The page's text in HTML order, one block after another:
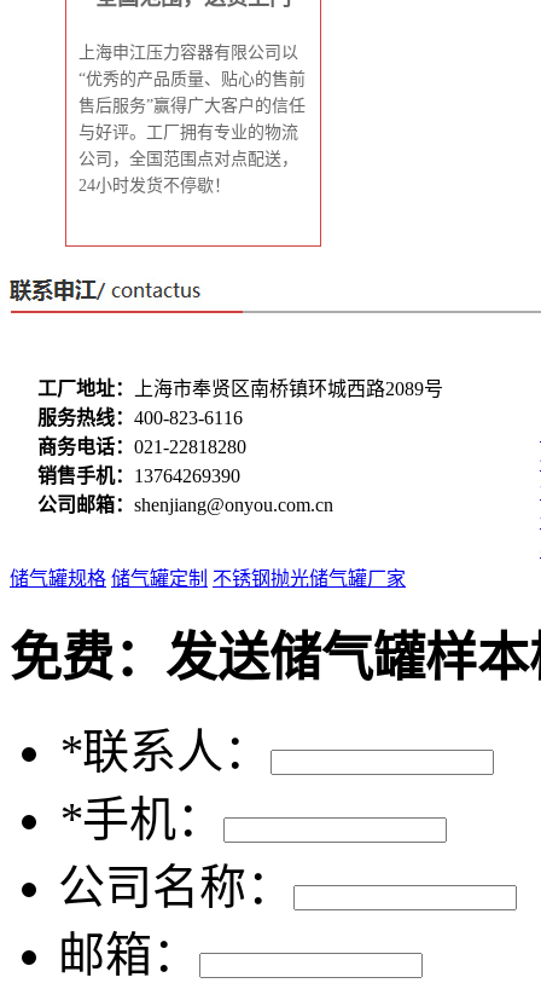
上海申江压力容器有限公司以
“优秀的产品质量、贴心的售前
售后服务”赢得广大客户的信任
与好评。工厂拥有专业的物流
公司，全国范围点对点配送，
24小时发货不停歇！
工厂地址：
上海市奉贤区南桥镇环城西路2089号
服务热线： 400-823-6116
商务电话： 021-22818280
销售手机： 13764269390
公司邮箱： shenjiang@onyou.com.cn
储气罐规格 储气罐定制 不锈钢抛光储气罐厂家
免费： 发送储气罐样
*联系人：
*手机：
公司名称：
邮箱：